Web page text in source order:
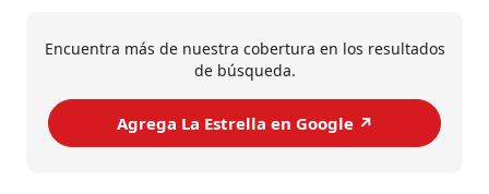
Encuentra más de nuestra cobertura en los resultados
de búsqueda.
Agrega La Estrella en Google ↗️